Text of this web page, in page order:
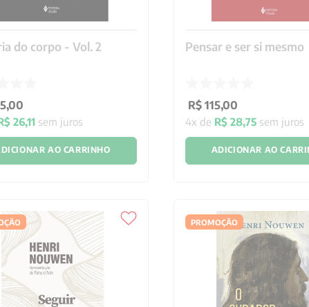
do corpo - Vol. 2
,00
26,11 sem juros
AO CARRINHO
Pensar e ser si mesmo
R$ 115,00
4x de R$ 28,75sem juros
ADICIONAR AO
PROMOÇÃO